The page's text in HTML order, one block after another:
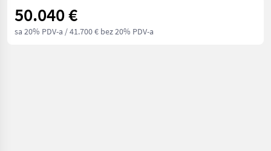
50.040 €
sa 20% PDV-a / 41.700 € bez 20% PDV-a